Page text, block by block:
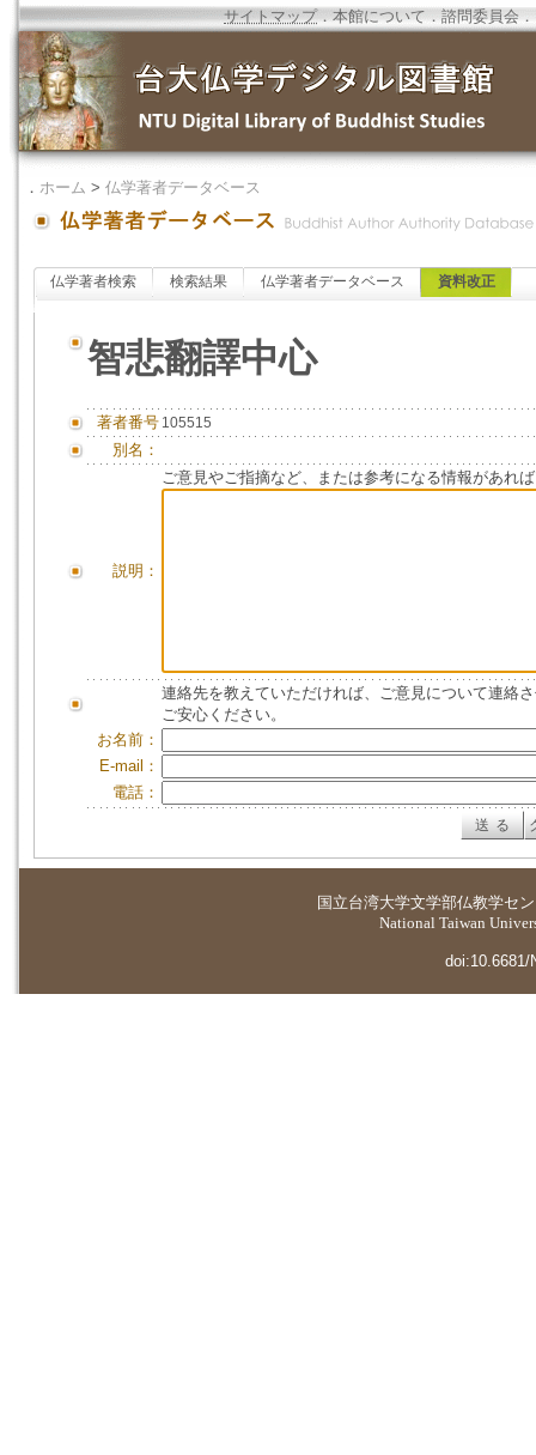
サイトマップ．本館について ．諮問委員会 ．
． ホーム > 仏学著者データベース
仏学著者検索 検索結果 仏学著者データベース 資料改正
智悲翻譯中心
著者番号 105515
別名：
説明：
ご意見やご指摘など、または参考になる情報があれ
連絡先を教えていただければ、ご意見について連絡
ご安心ください。
お名前：
E-mail：
電話：
国立台湾大学文学部仏教学セ
National Taiwan
doi:10.6681/